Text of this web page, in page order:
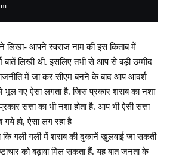
लिखा- आपने स्वराज नाम की इस किताब में
बातें लिखी थी. इसलिए तभी से आप से बड़ी उम्मीद
में जा कर सीएम बनने के बाद आप आदर्श
भूल गए ऐसा लगता है. जिस प्रकार शराब का नशा
सत्ता का भी नशा होता है. आप भी ऐसी सत्ता
हो, ऐसा लग रहा है
कि गली गली में शराब की दुकानें खुलवाई जा सकती
को बढ़ावा मिल सकता हैं. यह बात जनता के